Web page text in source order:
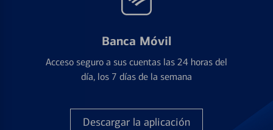
Banca Móvil
Acceso seguro a sus cuentas las 24 horas del
día, los 7 días de la semana
Descargar la aplicación